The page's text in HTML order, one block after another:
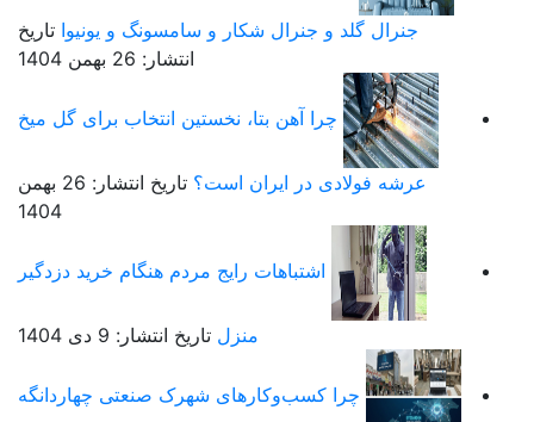
جنرال گلد و جنرال شکار و سامسونگ و یونیوا تاریخ
انتشار: 26 بهمن 1404
چرا آهن بتا، نخستین انتخاب برای گل میخ
عرشه فولادی در ایران است؟
تاریخ انتشار: 26 بهمن
1404
اشتباهات رایج مردم هنگام خرید دزدگیر
منزل تاریخ انتشار: 9 دی 1404
چرا کسب‌وکارهای شهرک صنعتی چهاردانگه